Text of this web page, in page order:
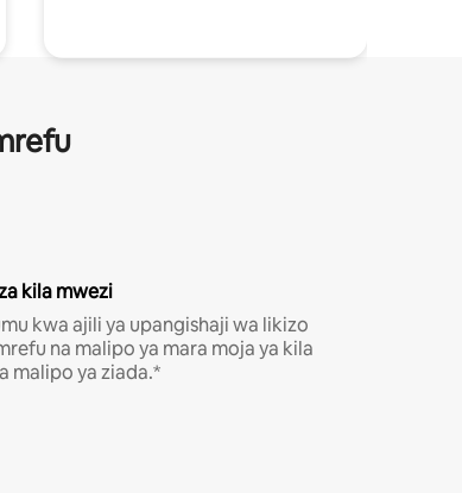
kila mwezi
kwa ajili ya upangishaji wa likizo
na malipo ya mara moja ya kila
malipo ya ziada.*